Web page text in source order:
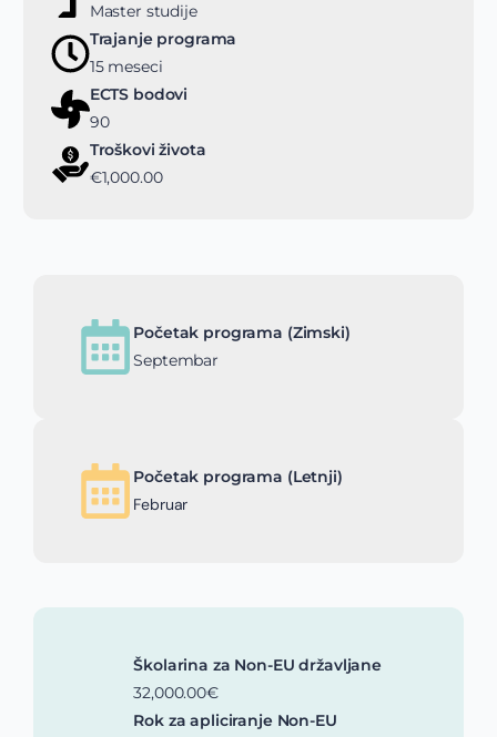
Master studije
Trajanje programa
15 meseci
ECTS bodovi
90
Troškovi života
€1,000.00
Početak programa (Zimski)
Septembar
Početak programa (Letnji)
Februar
Školarina za Non-EU državljane
32,000.00€
Rok za apliciranje Non-EU